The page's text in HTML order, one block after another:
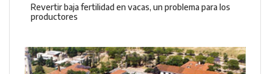
Revertir baja fertilidad en vacas, un problema para los
productores